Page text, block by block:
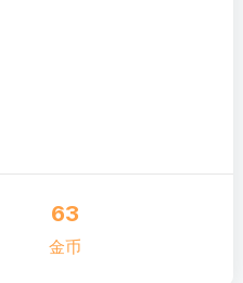
63
金币